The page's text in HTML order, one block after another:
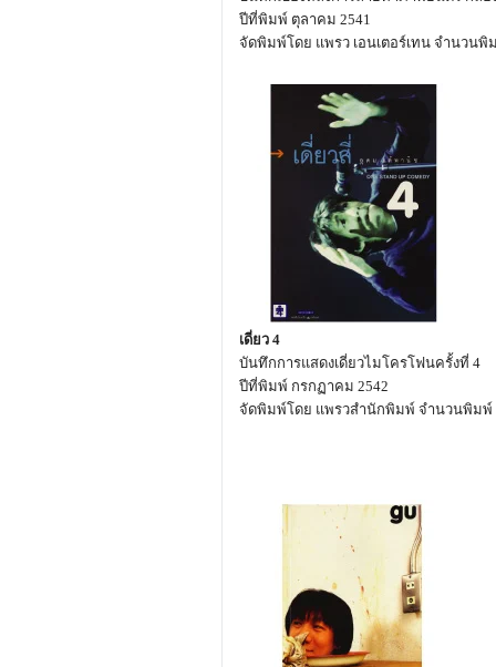
ปีที่พิมพ์ ตุลาคม 2541
จัดพิมพ์โดย แพรว เอนเตอร์เทน จำนวนพิ
เดี่ยว 4
บันทึกการแสดงเดี่ยวไมโครโฟนครั้งที่ 4
ปีที่พิมพ์ กรกฏาคม 2542
จัดพิมพ์โดย แพรวสำนักพิมพ์ จำนวนพิมพ์